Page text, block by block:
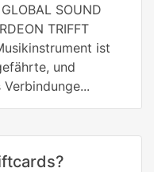
SOUND
TRIFFT
ist
und